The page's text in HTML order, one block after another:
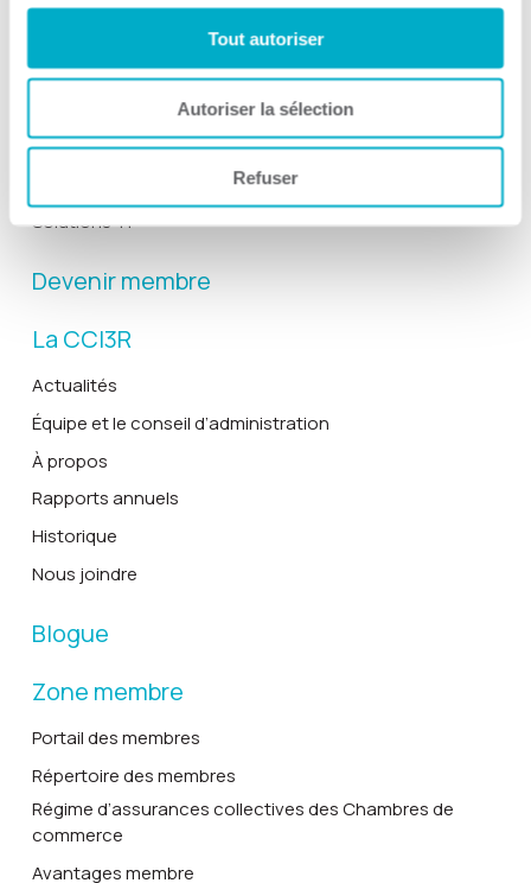
Tout autoriser
Autoriser la sélection
Refuser
Toutes les activités
Gusto
Solutions TI
Devenir membre
La CCI3R
Actualités
Équipe et le conseil d’administration
À propos
Rapports annuels
Historique
Nous joindre
Blogue
Zone membre
Portail des membres
Répertoire des membres
Régime d’assurances collectives des Chambres de
commerce
Avantages membre